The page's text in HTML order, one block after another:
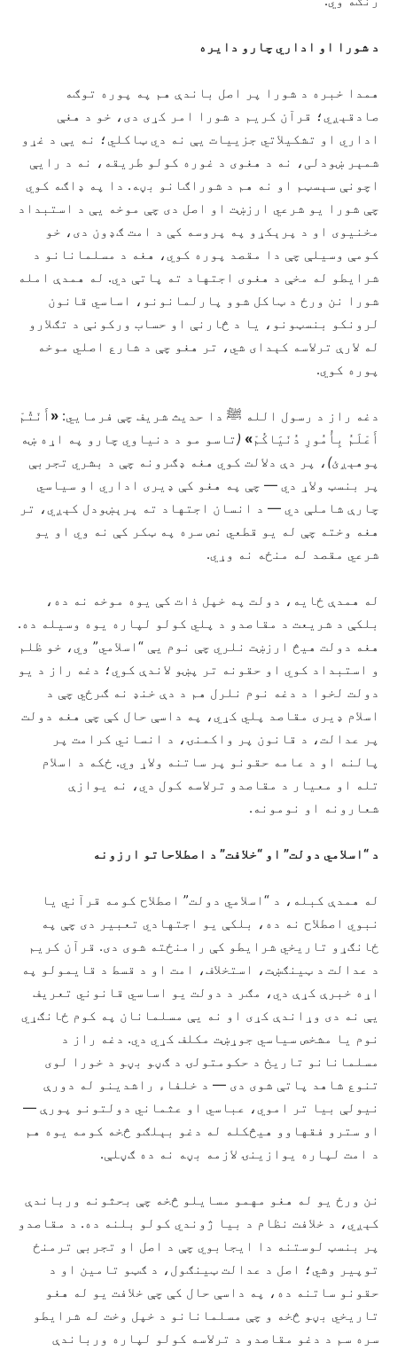
د شورا او اداري چارو دایره
همدا خبره د شورا پر اصل باندې هم په پوره توګه
صادقېږي؛ قرآن کریم د شورا امر کړی دی، خو د هغې
اداري او تشکيلاتي جزییات یې نه دي ټاکلي؛ نه یې د غړو
شمېر ښودلی، نه د هغوی د غوره کولو طریقه، نه د رایې
اچونې سېسټم او نه هم د شوراګانو بڼه. دا په ډاګه کوي
چې شورا یو شرعي ارزښت او اصل دی چې موخه یې د استبداد
مخنیوی او د پرېکړو په پروسه کې د امت ګډون دی، خو
کومې وسیلې چې دا مقصد پوره کوي، هغه د مسلمانانو د
شرایطو له مخې د هغوی اجتهاد ته پاتې دي. له همدې امله
شورا نن ورځ د ټاکل شوو پارلمانونو، اساسي قانون
لرونکو بنسټونو، یا د څارنې او حساب ورکونې د تګلارو
له لارې ترلاسه کېدای شي، تر هغو چې د شارع اصلي موخه
پوره کوي.
دغه راز د رسول الله ﷺ دا حدیث شریف چې فرمايي: « أَنْتُمْ
أَعْلَمُ بِأُمُورِ دُنْيَاكُمْ»
( تاسو مو د دنياوي چارو په اړه ښه
پوهېږئ) ، پر دې دلالت کوي هغه ډګرونه چې د بشري تجربې
پر بنسټ ولاړ دي — چې په هغو کې ډیری اداري او سیاسي
چارې شاملې دي — د انسان اجتهاد ته پرېښودل کېږي، تر
هغه وخته چې له يو قطعي نص سره په ټکر کې نه وي او يو
شرعي مقصد له منځه نه وړي.
له همدې ځایه، دولت په خپل ذات کې یوه موخه نه ده،
بلکې د شریعت د مقاصدو د پلي کولو لپاره یوه وسیله د‏ه.
هغه دولت هیڅ ارزښت نلري چې نوم یې “اسلامي” وي، خو ظلم
و استبداد کوي او حقونه تر پښو لاندې کوي؛ دغه راز د یو
دولت لخوا د دغه نوم نلرل هم د دې خنډ نه ګرځي چې د
اسلام ډیری مقاصد پلي کړي، په داسې حال کې چې هغه دولت
پر عدالت، د قانون پر واکمنۍ، د انساني کرامت پر
پالنه او د عامه حقونو پر ساتنه ولاړ وي. ځکه د اسلام
تله او معیار د مقاصدو ترلاسه کول دي، نه یوازې
شعارونه او نومونه.
د “اسلامي دولت” او “خلافت” د اصطلاحاتو ارزونه
له همدې کبله، د “اسلامي دولت” اصطلاح کومه قرآني یا
نبوي اصطلاح نه ده، بلکې یو اجتهادي تعبیر دی چې په
ځانګړو تاریخي شرايطو کې رامنځته شوی دی. قرآن کریم
د عدالت د ټینګښت، استخلاف، امت او د قسط د قایمولو په
اړه خبرې کړې دي، مګر د دولت يو اساسي قانوني تعریف
یې نه دی وړاندې کړی او نه یې مسلمانان په کوم ځانګړي
نوم یا مشخص سیاسي جوړښت مکلف کړي دي. دغه راز د
مسلمانانو تاریخ د حکومتولۍ د ګڼو بڼو د خورا لوی
تنوع شاهد پاتې شوی دی — د خلفاء راشدینو له دورې
نیولې بیا تر اموي، عباسي او عثماني دولتونو پورې —
او سترو فقهاوو هیڅکله له دغو بېلګو څخه کومه یوه هم
د امت لپاره یوازینۍ لازمه بڼه نه ده ګڼلې.
نن ورځ یو له هغو مهمو مسایلو څخه چې بحثونه ورباندې
کېږي، د خلافت نظام د بیا ژوندي کولو بلنه ده. د مقاصدو
پر بنسټ لوستنه دا ایجابوي چې د اصل او تجربې ترمنځ
توپیر وشي؛ اصل د عدالت ټینګول، د ګټو تامین او د
حقونو ساتنه ده، په داسې حال کې چې خلافت یو له هغو
تاریخي بڼو څخه و چې مسلمانانو د خپل وخت له شرایطو
سره سم د دغو مقاصدو د ترلاسه کولو لپاره ورباندې